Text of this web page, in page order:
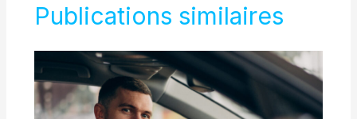
Publications similaires